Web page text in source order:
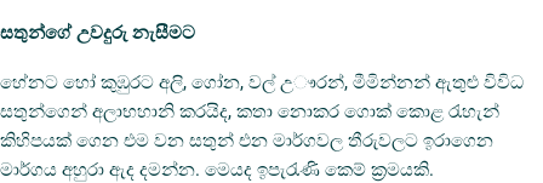
සතුන්ගේ උවදුරු නැසීමට
හේනට හෝ කුඹුරට අලි, ගෝන, වල් උෟරන්, මීමින්නන් ඇතුළු විවිධ
සතුන්ගෙන් අලාභහානි කරයිද, කතා නොකර ගොක් කොළ රැහැන්
කිහිපයක් ගෙන එම වන සතුන් එන මාර්ගවල තීරුවලට ඉරාගෙන
මාර්ගය අහුරා ඇද දමන්න. මෙයද ඉපැරැණි කෙම් ක්‍රමයකි.